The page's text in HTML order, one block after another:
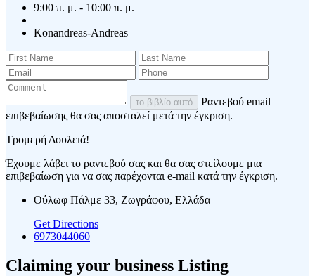
9:00 π. μ. - 10:00 π. μ.
Konandreas-Andreas
το βιβλίο αυτό
Ραντεβού email
επιβεβαίωσης θα σας αποσταλεί μετά την έγκριση.
Τρομερή Δουλειά!
Έχουμε λάβει το ραντεβού σας και θα σας στείλουμε μια
επιβεβαίωση για να σας παρέχονται e-mail κατά την έγκριση.
Ούλωφ Πάλμε 33, Ζωγράφου, Ελλάδα
Get Directions
6973044060
Claiming your business Listing